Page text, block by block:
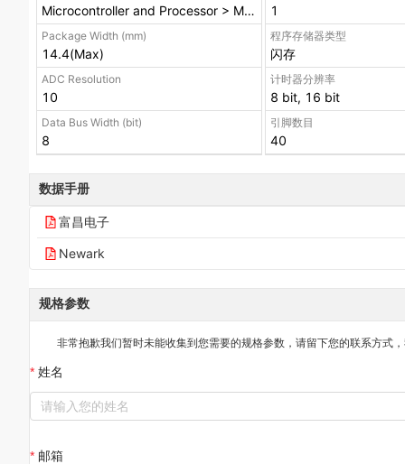
Microcontroller and Processor > Microcontroller
Package Width (mm)
14.4(Max)
ADC Resolution
10
Data Bus Width (bit)
8
1
程序存储器类型
闪存
计时器分辨率
8 bit, 16 bit
引脚数目
40
数据手册
富昌电子
Newark
规格参数
非常抱歉我们暂时未能收集到您需要的规格参数 ，请留下您的联系方式
姓名
邮箱